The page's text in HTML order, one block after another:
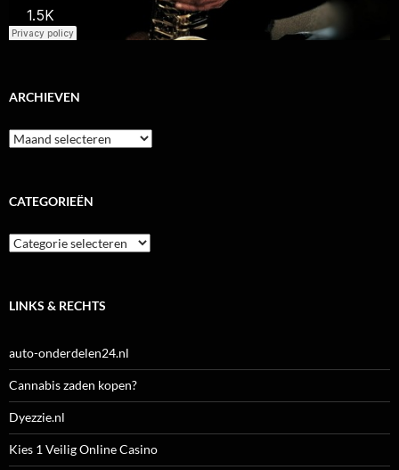
ARCHIEVEN
Archieven
CATEGORIEËN
Categorieën
LINKS & RECHTS
auto-onderdelen24.nl
Cannabis zaden kopen?
Dyezzie.nl
Kies 1 Veilig Online Casino